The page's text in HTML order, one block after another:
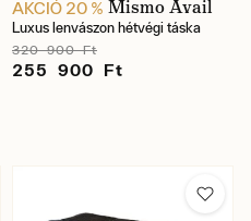
AKCIÓ 20 % Mismo Avail
Luxus lenvászon hétvégi táska
320 900 Ft
255 900 Ft